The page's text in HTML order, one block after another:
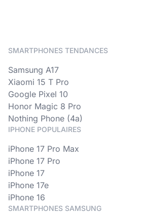
SMARTPHONES TENDANCES
Samsung A17
Xiaomi 15 T Pro
Google Pixel 10
Honor Magic 8 Pro
Nothing Phone (4a)
IPHONE POPULAIRES
iPhone 17 Pro Max
iPhone 17 Pro
iPhone 17
iPhone 17e
iPhone 16
SMARTPHONES SAMSUNG